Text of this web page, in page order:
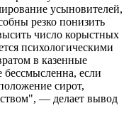
усыновителей,
резко понизить
число корыстных
психологическими
в казенные
если
сирот,
— делает вывод